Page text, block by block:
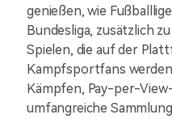
genießen, wie
Bundesliga, zusätzlich
Spielen, die auf der
Kampfsportfans
Kämpfen, Pay-per-
umfangreiche